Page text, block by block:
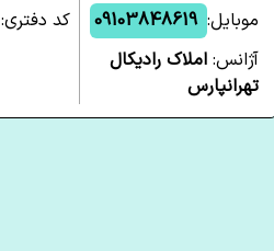
موبایل: 09103848619
آژانس: املاک رادیکال
تهرانپارس
کد دفتری: